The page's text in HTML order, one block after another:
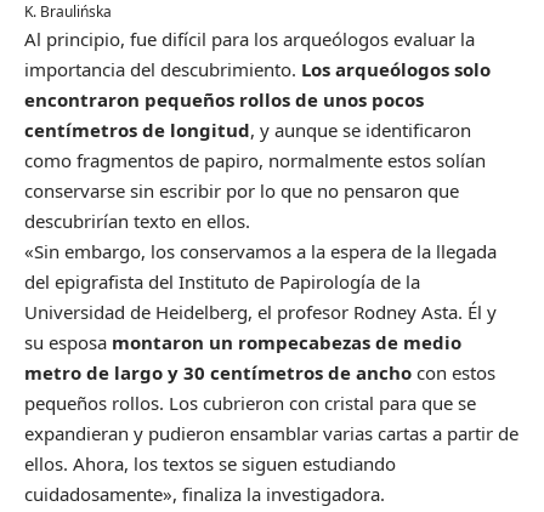
K. Braulińska
Al principio, fue difícil para los arqueólogos evaluar la
importancia del descubrimiento. Los arqueólogos solo
encontraron pequeños rollos de unos pocos
centímetros de longitud, y aunque se identificaron
como fragmentos de papiro, normalmente estos solían
conservarse sin escribir por lo que no pensaron que
descubrirían texto en ellos.
«Sin embargo, los conservamos a la espera de la llegada
del epigrafista del Instituto de Papirología de la
Universidad de Heidelberg, el profesor Rodney Asta. Él y
su esposa montaron un rompecabezas de medio
metro de largo y 30 centímetros de ancho con estos
pequeños rollos. Los cubrieron con cristal para que se
expandieran y pudieron ensamblar varias cartas a partir de
ellos. Ahora, los textos se siguen estudiando
cuidadosamente», finaliza la investigadora.